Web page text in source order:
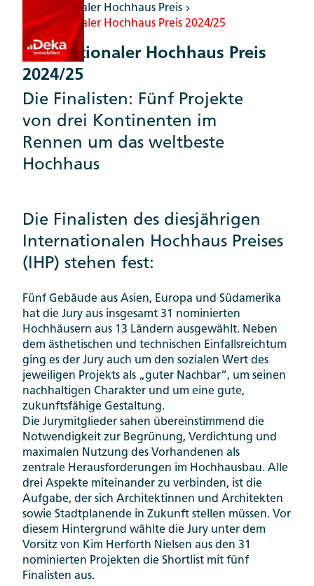
Internationaler Hochhaus Preis
Internationaler Hochhaus Preis 2024/25
Internationaler Hochhaus Preis
2024/25
Die Finalisten: Fünf Projekte
von drei Kontinenten im
Rennen um das weltbeste
Hochhaus
Die Finalisten des diesjährigen
Internationalen Hochhaus Preises
(IHP) stehen fest:
Fünf Gebäude aus Asien, Europa und Südamerika
hat die Jury aus insgesamt 31 nominierten
Hochhäusern aus 13 Ländern ausgewählt. Neben
dem ästhetischen und technischen Einfallsreichtum
ging es der Jury auch um den sozialen Wert des
jeweiligen Projekts als „guter Nachbar“, um seinen
nachhaltigen Charakter und um eine gute,
zukunftsfähige Gestaltung.
Die Jurymitglieder sahen übereinstimmend die
Notwendigkeit zur Begrünung, Verdichtung und
maximalen Nutzung des Vorhandenen als
zentrale Herausforderungen im Hochhausbau. Alle
drei Aspekte miteinander zu verbinden, ist die
Aufgabe, der sich Architektinnen und Architekten
sowie Stadtplanende in Zukunft stellen müssen. Vor
diesem Hintergrund wählte die Jury unter dem
Vorsitz von Kim Herforth Nielsen aus den 31
nominierten Projekten die Shortlist mit fünf
Finalisten aus.